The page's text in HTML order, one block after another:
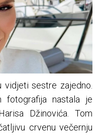
sestre zajedno.
fotografija nastala je
Džinovića. Tom
crvenu večernju